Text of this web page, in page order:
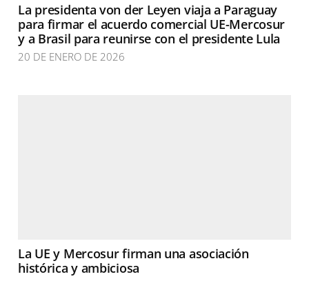
La presidenta von der Leyen viaja a Paraguay
para firmar el acuerdo comercial UE-Mercosur
y a Brasil para reunirse con el presidente Lula
20 DE ENERO DE 2026
La UE y Mercosur firman una asociación
histórica y ambiciosa